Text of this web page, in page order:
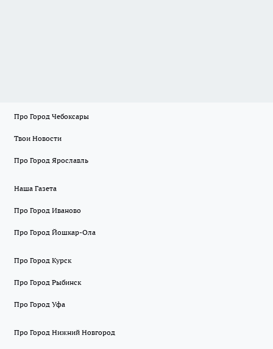
Про Город Чебоксары
Твои Новости
Про Город Ярославль
Наша Газета
Про Город Иваново
Про Город Йошкар-Ола
Про Город Курск
Про Город Рыбинск
Про Город Уфа
Про Город Нижний Новгород